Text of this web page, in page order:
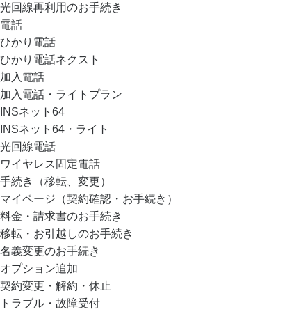
光回線再利用のお手続き
電話
ひかり電話
ひかり電話ネクスト
加入電話
加入電話・ライトプラン
INSネット64
INSネット64・ライト
光回線電話
ワイヤレス固定電話
手続き（移転、変更）
マイページ（契約確認・お手続き）
料金・請求書のお手続き
移転・お引越しのお手続き
名義変更のお手続き
オプション追加
契約変更・解約・休止
トラブル・故障受付